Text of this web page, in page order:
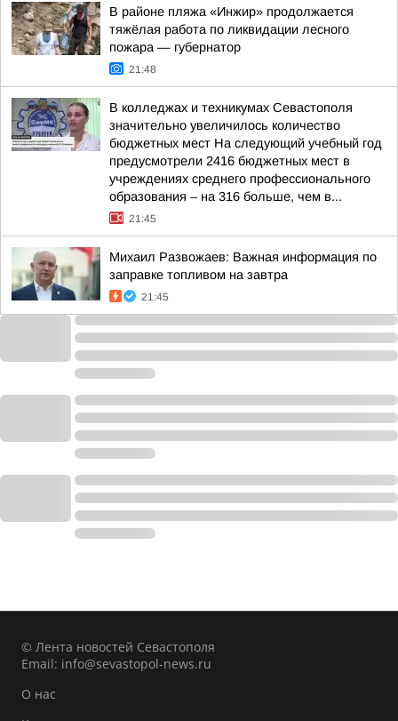
В районе пляжа «Инжир» продолжается
тяжёлая работа по ликвидации лесного
пожара — губернатор
21:48
В колледжах и техникумах Севастополя
значительно увеличилось количество
бюджетных мест На следующий учебный год
предусмотрели 2416 бюджетных мест в
учреждениях среднего профессионального
образования – на 316 больше, чем в...
21:45
Михаил Развожаев: Важная информация по
заправке топливом на завтра
21:45
© Лента новостей Севастополя
Email: info@sevastopol-news.ru
О нас